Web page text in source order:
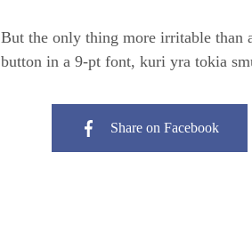
But the only thing more irritable than
button in a 9‑pt font, kuri yra tokia
Share on Facebook